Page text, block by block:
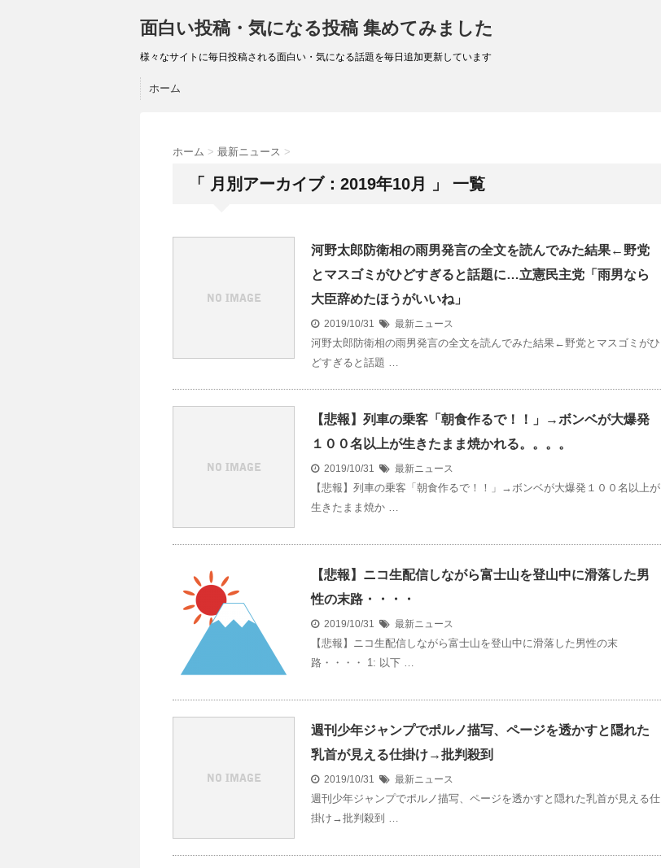
面白い投稿・気になる投稿 集めてみました
様々なサイトに毎日投稿される面白い・気になる話題を毎日追加更新しています
ホーム
ホーム > 最新ニュース >
「 月別アーカイブ：2019年10月 」 一覧
河野太郎防衛相の雨男発言の全文を読んでみた結果←野党
とマスゴミがひどすぎると話題に…立憲民主党「雨男なら
大臣辞めたほうがいいね」
2019/10/31 最新ニュース
河野太郎防衛相の雨男発言の全文を読んでみた結果←野党とマスゴミがひ
どすぎると話題 …
【悲報】列車の乗客「朝食作るで！！」→ボンベが大爆発
１００名以上が生きたまま焼かれる。。。。
2019/10/31 最新ニュース
【悲報】列車の乗客「朝食作るで！！」→ボンベが大爆発１００名以上が
生きたまま焼か …
【悲報】ニコ生配信しながら富士山を登山中に滑落した男
性の末路・・・・
2019/10/31 最新ニュース
【悲報】ニコ生配信しながら富士山を登山中に滑落した男性の末
路・・・・ 1: 以下 …
週刊少年ジャンプでポルノ描写、ページを透かすと隠れた
乳首が見える仕掛け→批判殺到
2019/10/31 最新ニュース
週刊少年ジャンプでポルノ描写、ページを透かすと隠れた乳首が見える仕
掛け→批判殺到 …